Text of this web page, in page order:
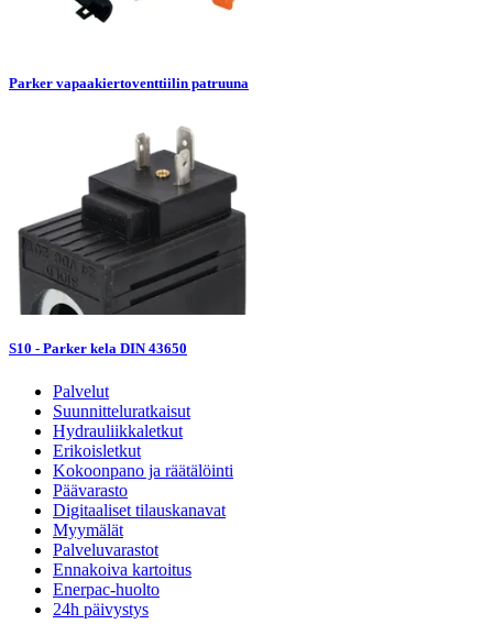
Parker vapaakiertoventtiilin patruuna
S10 - Parker kela DIN 43650
Palvelut
Suunnitteluratkaisut
Hydrauliikkaletkut
Erikoisletkut
Kokoonpano ja räätälöinti
Päävarasto
Digitaaliset tilauskanavat
Myymälät
Palveluvarastot
Ennakoiva kartoitus
Enerpac-huolto
24h päivystys